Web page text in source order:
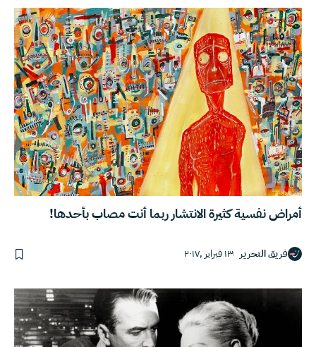
أمراض نفسية كثيرة الانتشار ربما أنت مصاب بأحدها!
فريق التحرير ١٣ فبراير ,٢٠١٧